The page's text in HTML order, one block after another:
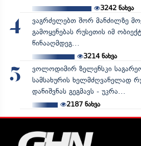
3242ნახვა
4
ვაგრძელებთ შორ მანძილზე
გამოყენებას რუსეთის იმ
წინააღმდეგ...
3214ნახვა
5
ვოლოდიმირ ზელენსკი
სამსახურის ხელმძღვანელად
დანიშვნას გეგმავს - უკრა...
2187ნახვა